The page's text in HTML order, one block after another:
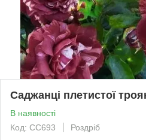
Саджанці плетистої
В наявності
Код: СС693
Роздріб